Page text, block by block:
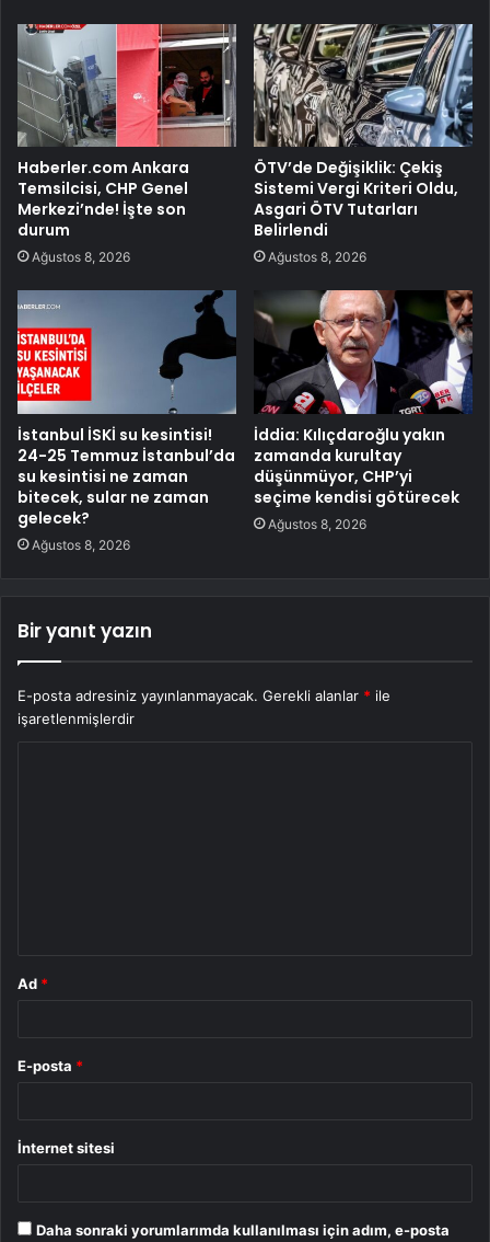
Haberler.com Ankara
Temsilcisi, CHP Genel
Merkezi’nde! İşte son
durum
Ağustos 8, 2026
ÖTV’de Değişiklik: Çekiş
Sistemi Vergi Kriteri Oldu,
Asgari ÖTV Tutarları
Belirlendi
Ağustos 8, 2026
İstanbul İSKİ su kesintisi!
24-25 Temmuz İstanbul’da
su kesintisi ne zaman
bitecek, sular ne zaman
gelecek?
Ağustos 8, 2026
İddia: Kılıçdaroğlu yakın
zamanda kurultay
düşünmüyor, CHP’yi
seçime kendisi götürecek
Ağustos 8, 2026
Bir yanıt yazın
E-posta adresiniz yayınlanmayacak. Gerekli alanlar * ile
işaretlenmişlerdir
Ad *
E-posta *
İnternet sitesi
Daha sonraki yorumlarımda kullanılması için adım, e-posta